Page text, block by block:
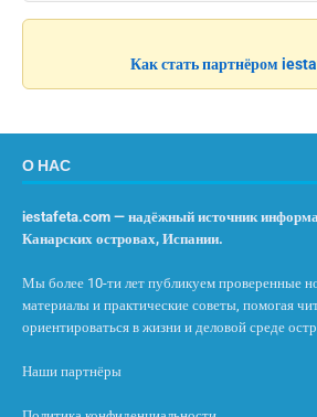
Как стать партнёром
О НАС
iestafeta.com — надёжный источник
Канарских островах, Испании.
Мы более 10-ти лет публикуем проверенные
материалы и практические советы, помогая
ориентироваться в жизни и деловой среде
Наши партнёры